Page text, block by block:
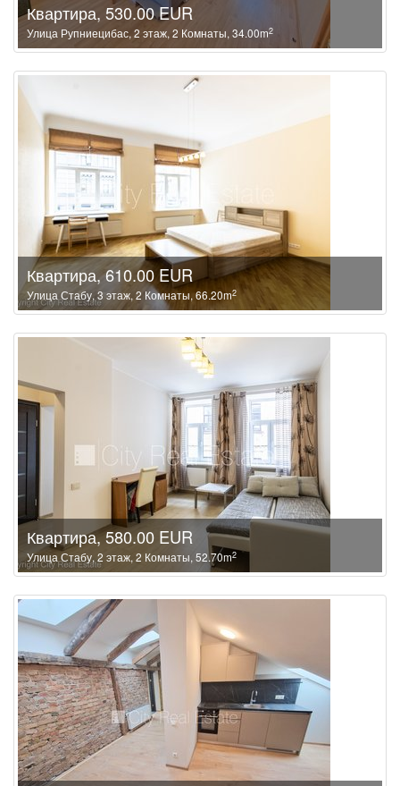
Квартира, 530.00 EUR
Улица Рупниецибас, 2 этаж, 2 Комнаты, 34.00m2
Квартира, 610.00 EUR
Улица Стабу, 3 этаж, 2 Комнаты, 66.20m2
Квартира, 580.00 EUR
Улица Стабу, 2 этаж, 2 Комнаты, 52.70m2